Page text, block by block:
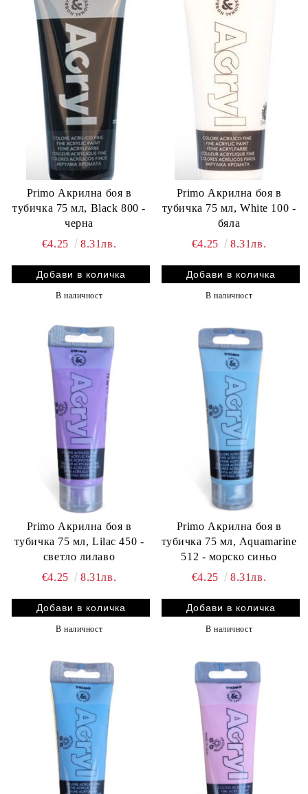
Primo Акрилна боя в
тубичка 75 мл, Black 800 -
черна
€4.25
8.31лв.
В наличност
Primo Акрилна боя в
тубичка 75 мл, White 100 -
бяла
€4.25
8.31лв.
В наличност
Primo Акрилна боя в
тубичка 75 мл, Lilac 450 -
светло лилаво
€4.25
8.31лв.
В наличност
Primo Акрилна боя в
тубичка 75 мл, Aquamarine
512 - морско синьо
€4.25
8.31лв.
В наличност